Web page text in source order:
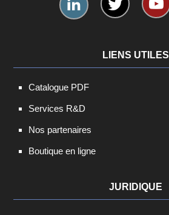
LIENS UTILES
Catalogue PDF
Services R&D
Nos partenaires
Boutique en ligne
JURIDIQUE